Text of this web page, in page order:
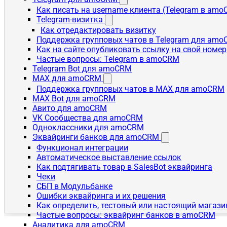
Как писать на username клиента (Telegram в
Telegram-визитка
Как отредактировать визитку
Поддержка групповых чатов в Telegram для
Как на сайте опубликовать ссылку на свой
Частые вопросы: Telegram в amoCRM
Telegram Bot для amoCRM
MAX для amoCRM
Поддержка групповых чатов в MAX для amoCRM
MAX Bot для amoCRM
Авито для amoCRM
VK Сообщества для amoCRM
Одноклассники для amoCRM
Эквайринги банков для amoCRM
Функционал интеграции
Автоматическое выставление ссылок
Как подтягивать товар в SalesBot эквайринга
Чеки
СБП в Модульбанке
Ошибки эквайринга и их решения
Как определить, тестовый или настоящий
Частые вопросы: эквайринг банков в amoCRM
Аналитика для amoCRM